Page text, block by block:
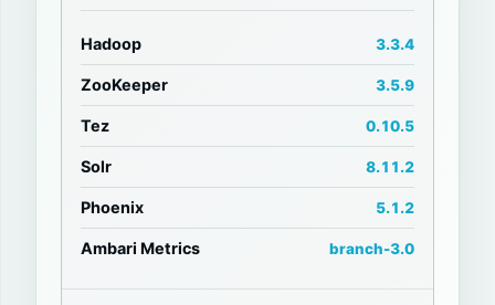
Hadoop 3.3.4
ZooKeeper 3.5.9
Tez 0.10.5
Solr 8.11.2
Phoenix 5.1.2
Ambari Metrics branch-3.0